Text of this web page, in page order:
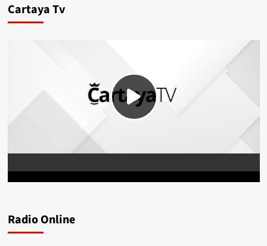
Cartaya Tv
Radio Online